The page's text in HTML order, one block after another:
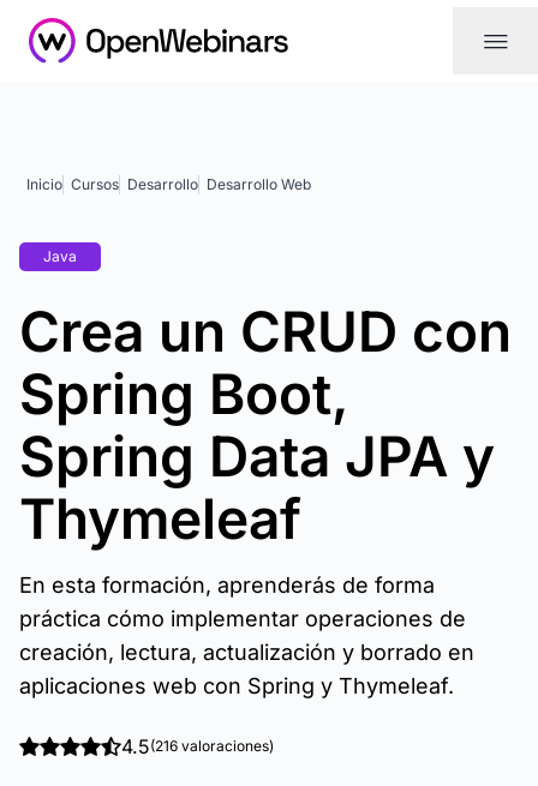
|||
Inicio Cursos Desarrollo Desarrollo Web
Java
Crea un CRUD con
Spring Boot,
Spring Data JPA y
Thymeleaf
En esta formación, aprenderás de forma
práctica cómo implementar operaciones de
creación, lectura, actualización y borrado en
aplicaciones web con Spring y Thymeleaf.
4.5(216 valoraciones)